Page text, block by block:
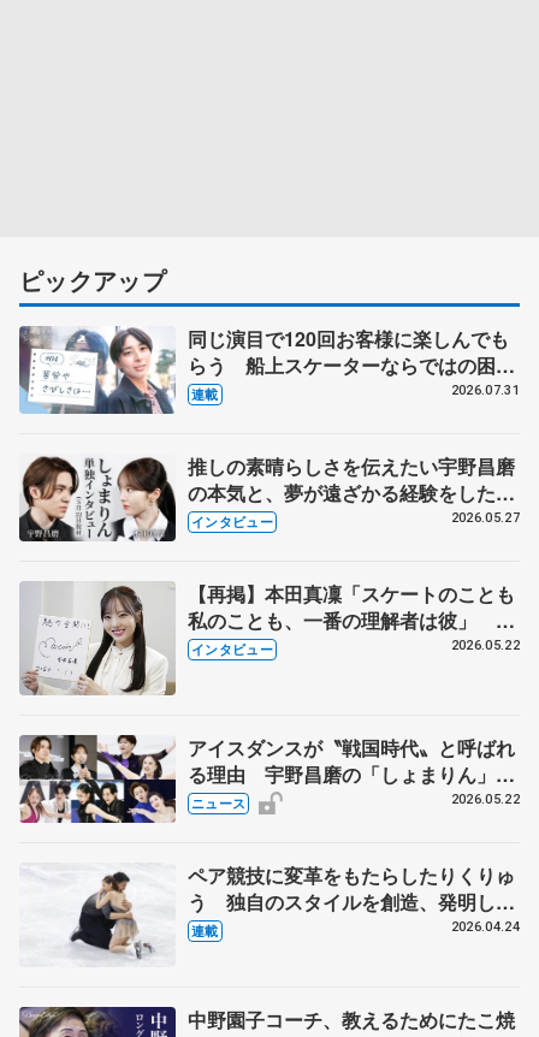
ピックアップ
同じ演目で120回お客様に楽しんでも
らう 船上スケーターならではの困難
とは 影響あったPIW前キャプテン松
連載 2026.07.31
推しの素晴らしさを伝えたい宇野昌磨
の本気と、夢が遠ざかる経験をした本
田真凜の覚悟
インタビュー 2026.05.27
【再掲】本田真凜「スケートのことも
私のことも、一番の理解者は彼」 引
退時の単独インタビューで語った競技
インタビュー 2026.05.22
アイスダンスが〝戦国時代〟と呼ばれ
る理由 宇野昌磨の「しょまりん」ら
実力者が相次いで参戦 国内の競争激
ニュース 2026.05.22
ペア競技に変革をもたらしたりくりゅ
う 独自のスタイルを創造、発明した
【引退発表後②】
連載 2026.04.24
中野園子コーチ、教えるためにたこ焼